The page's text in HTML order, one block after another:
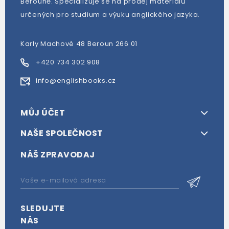
určených pro studium a výuku anglického jazyka.
Karly Machové 48 Beroun 266 01
+420 734 302 908
info@englishbooks.cz
MŮJ ÚČET
NAŠE SPOLEČNOST
NÁŠ ZPRAVODAJ
SLEDUJTE
NÁS